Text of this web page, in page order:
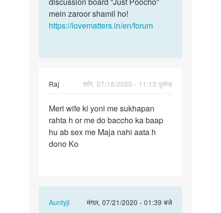
mein zaroor shamil ho!
https://lovematters.in/en/forum
Raj
शनि, 07/18/2020 - 11:13 पूर्वान्ह
Meri
wife
ki
yoni
Meri wife ki yoni me sukhapan
rahta h or me do baccho ka baap
hu ab sex me Maja nahi aata h
dono Ko
Auntyji
मंगल, 07/21/2020 - 01:39 बजे
In